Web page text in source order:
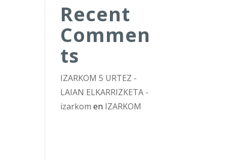
Recent
Commen
ts
IZARKOM 5 URTEZ -
LAIAN ELKARRIZKETA -
izarkom en IZARKOM